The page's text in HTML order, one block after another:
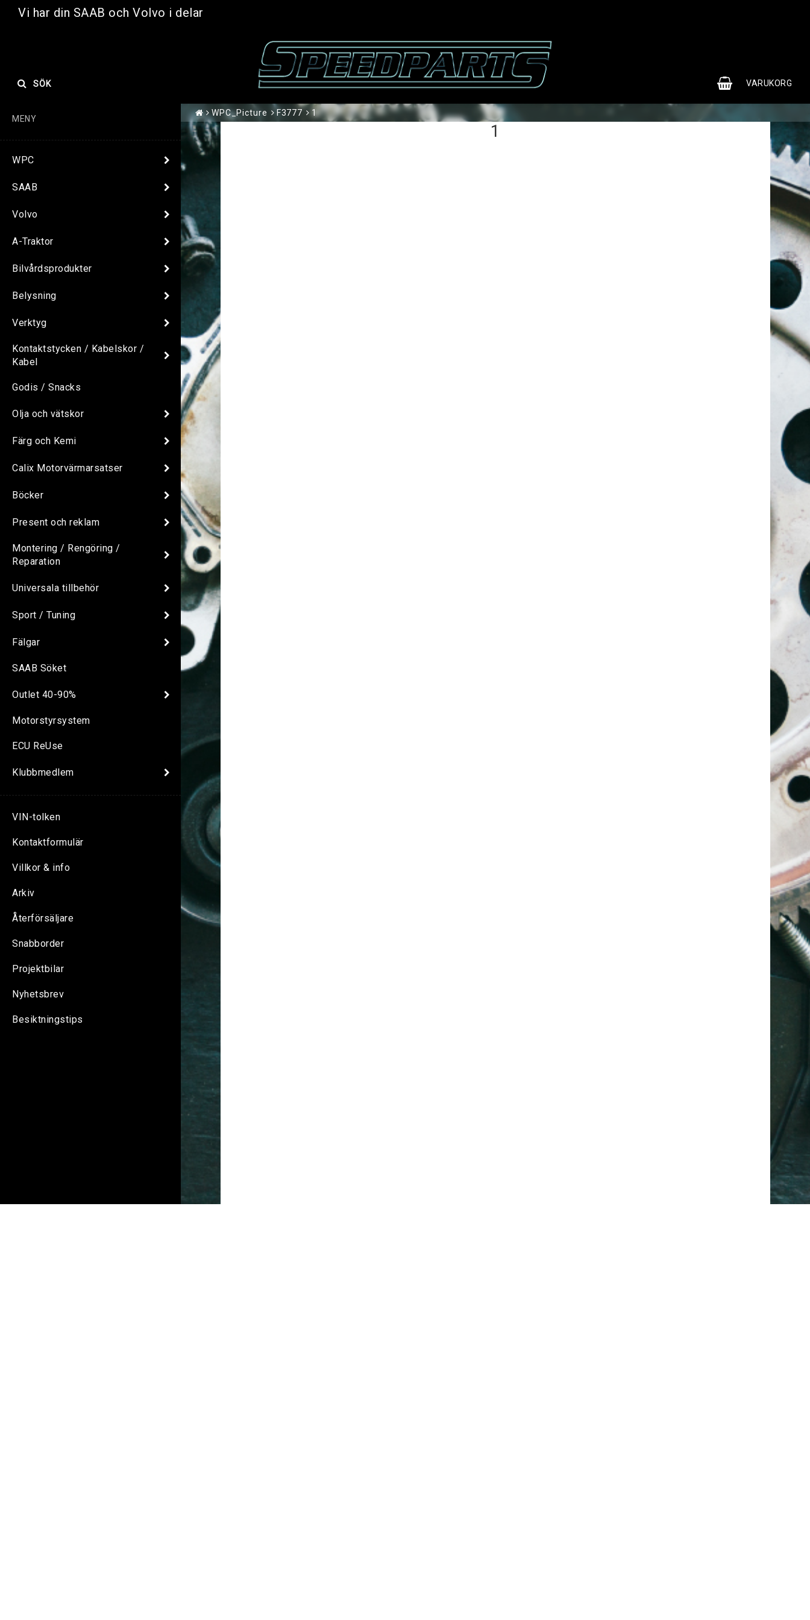
Vi har din SAAB och Volvo i delar
VARUKORG
SÖK
MENY
WPC
SAAB
Volvo
A-Traktor
Bilvårdsprodukter
Belysning
Verktyg
Kontaktstycken / Kabelskor /
Kabel
Godis / Snacks
Olja och vätskor
Färg och Kemi
Calix Motorvärmarsatser
Böcker
Present och reklam
Montering / Rengöring /
Reparation
Universala tillbehör
Sport / Tuning
Fälgar
SAAB Söket
Outlet 40-90%
Motorstyrsystem
ECU ReUse
Klubbmedlem
VIN-tolken
Kontaktformulär
Villkor & info
Arkiv
Återförsäljare
Snabborder
Projektbilar
Nyhetsbrev
Besiktningstips
WPC_Picture F3777 1
1